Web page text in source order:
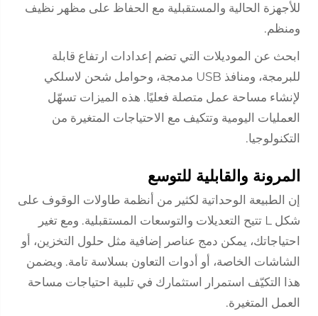
للأجهزة الحالية والمستقبلية مع الحفاظ على مظهر نظيف
ومنظم.
ابحث عن الموديلات التي تضم إعدادات ارتفاع قابلة
للبرمجة، ومنافذ USB مدمجة، وحوامل شحن لاسلكي
لإنشاء مساحة عمل متصلة فعليًا. هذه الميزات تسهّل
العمليات اليومية وتتكيف مع الاحتياجات المتغيرة من
التكنولوجيا.
المرونة والقابلية للتوسع
إن الطبيعة الوحداتية لكثير من أنظمة طاولات الوقوف على
شكل L تتيح التعديلات والتوسعات المستقبلية. ومع تغير
احتياجاتك، يمكن دمج عناصر إضافية مثل حلول التخزين، أو
الشاشات الخاصة، أو أدوات التعاون بسلاسة تامة. ويضمن
هذا التكيّف استمرار استثمارك في تلبية احتياجات مساحة
العمل المتغيرة.